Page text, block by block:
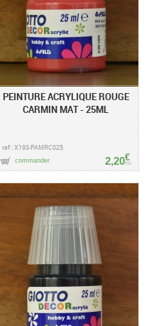
PEINTURE ACRYLIQUE ROUGE
CARMIN MAT - 25ML
ref : X193-PAMRC025
2,20€
TTC
commander